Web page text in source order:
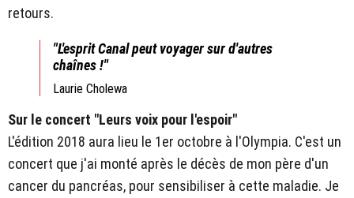
retours.
"L'esprit Canal peut voyager sur d'autres
chaînes !"
Laurie Cholewa
Sur le concert "Leurs voix pour l'espoir"
L'édition 2018 aura lieu le 1er octobre à l'Olympia. C'est un
concert que j'ai monté après le décès de mon père d'un
cancer du pancréas, pour sensibiliser à cette maladie. Je